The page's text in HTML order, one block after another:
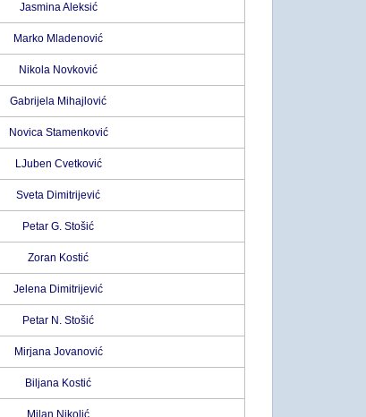
Jasmina Aleksić
Marko Mladenović
Nikola Novković
Gabrijela Mihajlović
Novica Stamenković
LJuben Cvetković
Sveta Dimitrijević
Petar G. Stošić
Zoran Kostić
Jelena Dimitrijević
Petar N. Stošić
Mirjana Jovanović
Biljana Kostić